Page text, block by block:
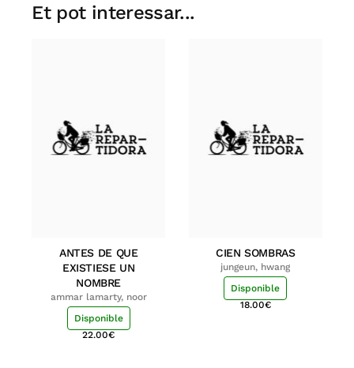
Et pot interessar...
ANTES DE QUE
EXISTIESE UN
NOMBRE
ammar lamarty, noor
Disponible
22.00€
CIEN SOMBRAS
jungeun, hwang
Disponible
18.00€